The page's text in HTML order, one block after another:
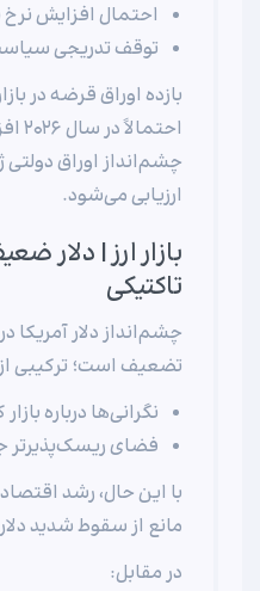
احتمال افزایش نرخ
توقف تدریجی
بازده اوراق قرضه در
چشم‌انداز اوراق
ارزیابی می‌شود.
بازار ارز | دلار
تاکتیکی
تضعیف است؛ ترکیبی
نگرانی‌ها درباره بازار
فضای ریسک‌پذیرتر
با این حال، رشد
مانع از سقوط شدید
در مقابل: